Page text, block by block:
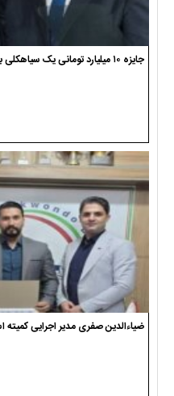
جایزه ۱۰ میلیارد تومانی یک سیاهکلی برای انتقام از ترامپ و نتانیاهو
ضیاءالدین صفری مدیر اجرایی کمیته